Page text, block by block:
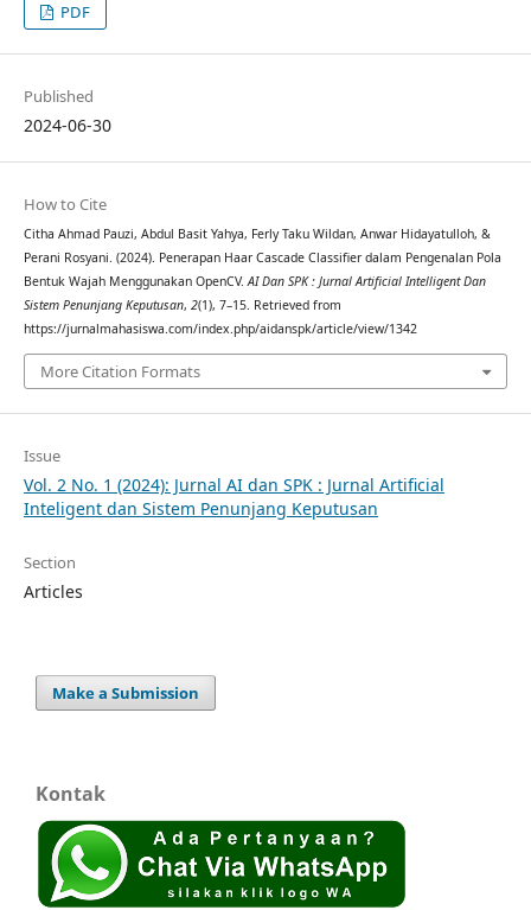
PDF
Published
2024-06-30
How to Cite
Citha Ahmad Pauzi, Abdul Basit Yahya, Ferly Taku Wildan, Anwar Hidayatulloh, &
Perani Rosyani. (2024). Penerapan Haar Cascade Classifier dalam Pengenalan Pola
Bentuk Wajah Menggunakan OpenCV.AI Dan SPK : Jurnal Artificial Intelligent Dan
Sistem Penunjang Keputusan, 2(1), 7–15. Retrieved from
https://jurnalmahasiswa.com/index.php/aidanspk/article/view/1342
More Citation Formats
Issue
Vol. 2 No. 1 (2024): Jurnal AI dan SPK : Jurnal Artificial
Inteligent dan Sistem Penunjang Keputusan
Section
Articles
Make a Submission
Kontak